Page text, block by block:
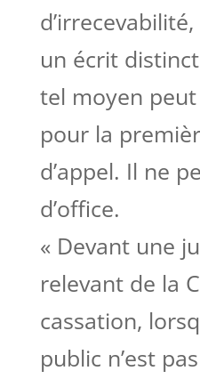
un écrit
tel moyen
pour la
d’appel. Il ne
d’office.
« Devant une
relevant de la
cassation,
public n’est